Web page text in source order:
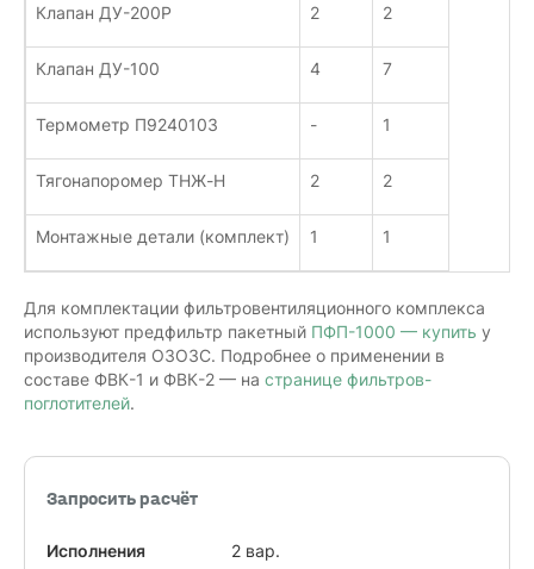
Клапан ДУ-200Р 2 2
Клапан ДУ-100 4 7
Термометр П9240103 - 1
Тягонапоромер ТНЖ-Н 2 2
Монтажные детали (комплект) 1 1
Для комплектации фильтровентиляционного комплекса
используют предфильтр пакетный ПФП-1000 — купить у
производителя ОЗОЗС. Подробнее о применении в
составе ФВК-1 и ФВК-2 — на странице фильтров-
поглотителей.
Запросить расчёт
Исполнения 2 вар.